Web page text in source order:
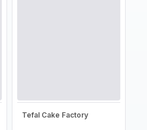
Tefal Cake Factory